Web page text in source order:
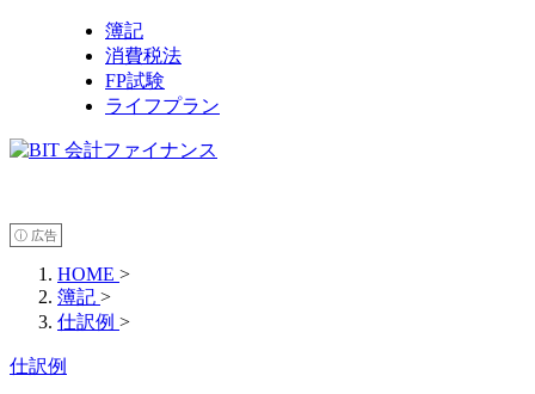
簿記
消費税法
FP試験
ライフプラン
ⓘ 広告
HOME >
簿記 >
仕訳例 >
仕訳例